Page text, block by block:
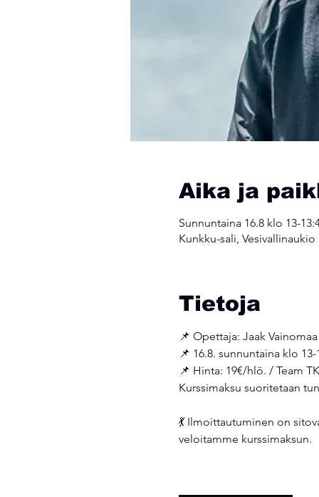
Aika ja
Sunnuntaina 16.8 klo 13-
Kunkku-sali,
Tietoja
📌 Opettaja: Jaak Vainomaa
📌 16.8. sunnuntaina klo 13-
📌 Hinta: 19€/hlö. / Team
Kurssimaksu suoritetaan
💃 Ilmoittautuminen on
veloitamme kurssimaksun.